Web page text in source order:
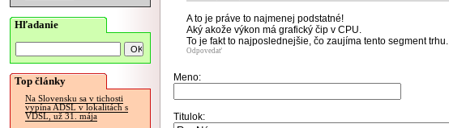
Hľadanie
Top články
Na Slovensku sa v tichosti
vypína ADSL v lokalitách s
VDSL, už 31. mája
A to je práve to najmenej podstatné!
Aký akože výkon má grafický čip v CPU.
To je fakt to najposlednejšie, čo zaujíma tento segment trhu.
Odpovedať
Meno:
Titulok: